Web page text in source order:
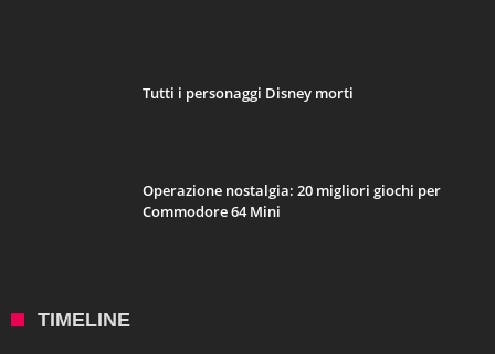
Tutti i personaggi Disney morti
Operazione nostalgia: 20 migliori giochi per
Commodore 64 Mini
TIMELINE